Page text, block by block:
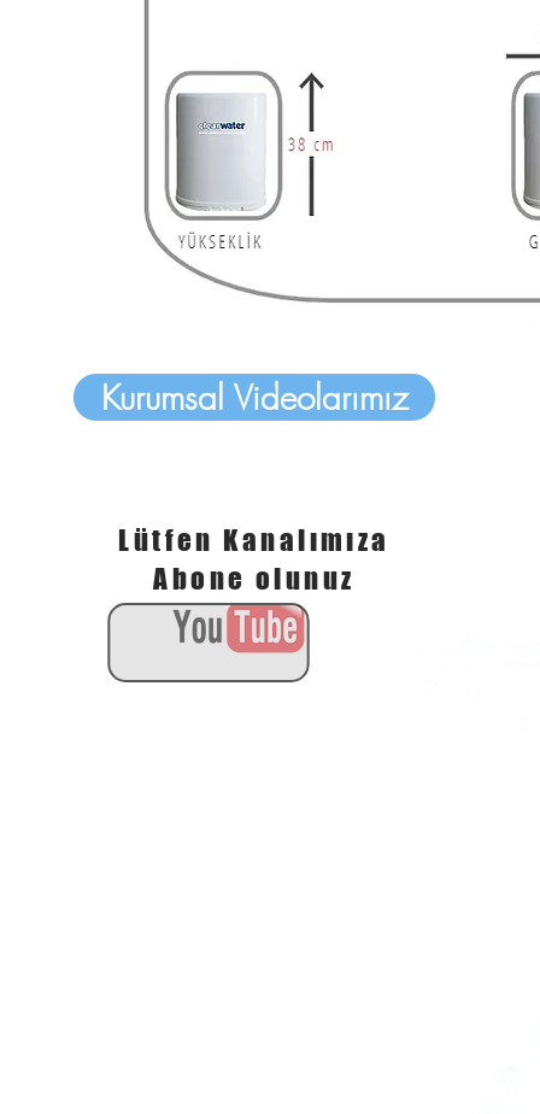
Kurumsal Videolarımız
Lütfen Kanalımıza
Abone olunuz